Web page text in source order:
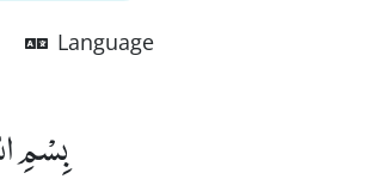
Language
بِسْمِ